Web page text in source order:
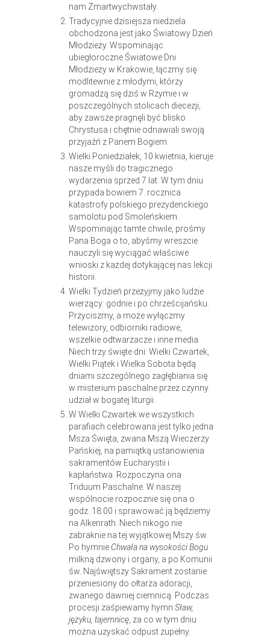
nam Zmartwychwstały.
Tradycyjnie dzisiejsza niedziela
obchodzona jest jako Światowy Dzień
Młodzieży. Wspominając
ubiegłoroczne Światowe Dni
Młodzieży w Krakowie, łączmy się
modlitewnie z młodymi, którzy
gromadzą się dziś w Rzymie i w
poszczególnych stolicach diecezji,
aby zawsze pragnęli być blisko
Chrystusa i chętnie odnawiali swoją
przyjaźń z Panem Bogiem.
Wielki Poniedziałek, 10 kwietnia, kieruje
nasze myśli do tragicznego
wydarzenia sprzed 7 lat. W tym dniu
przypada bowiem 7. rocznica
katastrofy polskiego prezydenckiego
samolotu pod Smoleńskiem.
Wspominając tamte chwile, prośmy
Pana Boga o to, abyśmy wreszcie
nauczyli się wyciągać właściwe
wnioski z każdej dotykającej nas lekcji
historii.
Wielki Tydzień przeżyjmy jako ludzie
wierzący: godnie i po chrześcijańsku.
Przyciszmy, a może wyłączmy
telewizory, odbiorniki radiowe,
wszelkie odtwarzacze i inne media.
Niech trzy święte dni: Wielki Czwartek,
Wielki Piątek i Wielka Sobota będą
dniami szczególnego zagłębiania się
w misterium paschalne przez czynny
udział w bogatej liturgii.
W Wielki Czwartek we wszystkich
parafiach celebrowana jest tylko jedna
Msza Święta, zwana Mszą Wieczerzy
Pańskiej, na pamiątką ustanowienia
sakramentów Eucharystii i
kapłaństwa. Rozpoczyna ona
Triduum Paschalne. W naszej
wspólnocie rozpocznie się ona o
godz. 18:00 i sprawować ją będziemy
na Alkenrath. Niech nikogo nie
zabraknie na tej wyjątkowej Mszy św.
Po hymnie Chwała na wysokości Bogu
milkną dzwony i organy, a po Komunii
św. Najświętszy Sakrament zostanie
przeniesiony do ołtarza adoracji,
zwanego dawniej ciemnicą. Podczas
procesji zaśpiewamy hymn Sław,
języku, tajemnicę , za co w tym dniu
można uzyskać odpust zupełny.